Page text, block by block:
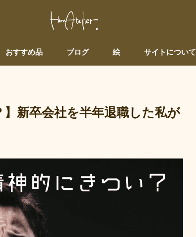
おすすめ品 ブログ 絵 サイトについて
新卒会社を半年退職した私が